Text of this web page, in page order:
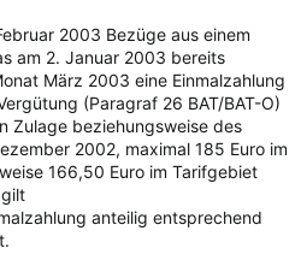
2003 Bezüge aus einem
am 2. Januar 2003 bereits
März 2003 eine Einmalzahlung
(Paragraf 26 BAT/BAT-O)
Zulage beziehungsweise des
2002, maximal 185 Euro im
166,50 Euro im Tarifgebiet
anteilig entsprechend